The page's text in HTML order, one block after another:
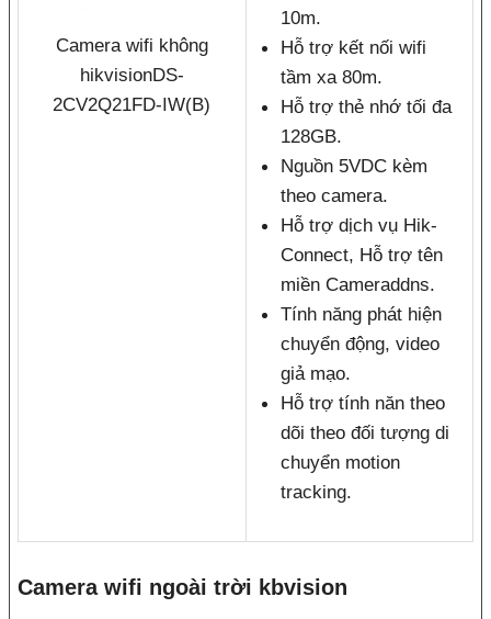
Camera wifi không
hikvisionDS-
2CV2Q21FD-IW(B)
10m.
Hỗ trợ kết nối wifi
tầm xa 80m.
Hỗ trợ thẻ nhớ tối đa
128GB.
Nguồn 5VDC kèm
theo camera.
Hỗ trợ dịch vụ Hik-
Connect, Hỗ trợ tên
miền Cameraddns.
Tính năng phát hiện
chuyển động, video
giả mạo.
Hỗ trợ tính năn theo
dõi theo đối tượng di
chuyển motion
tracking.
Camera wifi ngoài trời kbvision